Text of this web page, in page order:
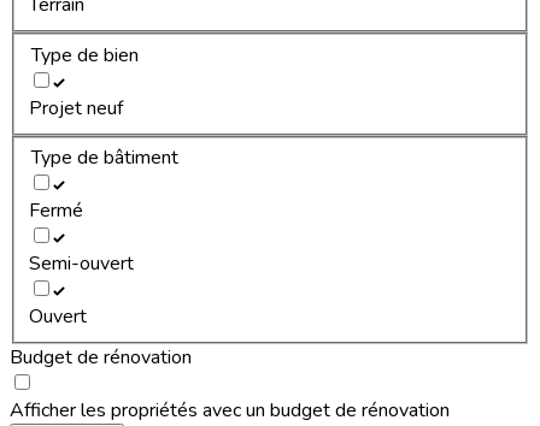
Type de bien
Projet neuf
Type de bâtiment
Fermé
Semi-ouvert
Ouvert
Budget de rénovation
Afficher les propriétés avec un budget de rénovation